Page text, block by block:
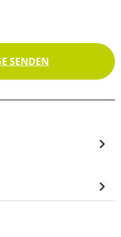
SENDEN